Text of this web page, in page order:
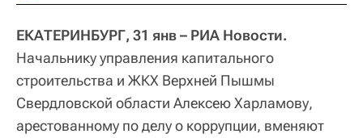
ЕКАТЕРИНБУРГ, 31 янв – РИА Новости.
Начальнику управления капитального
строительства и ЖКХ Верхней Пышмы
Свердловской области Алексею Харламову,
арестованному по делу о коррупции, вменяют